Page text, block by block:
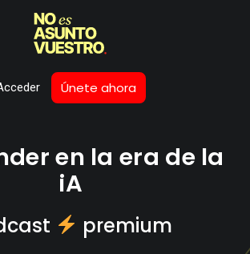
Únete ahora
en la era de la
iA
premium